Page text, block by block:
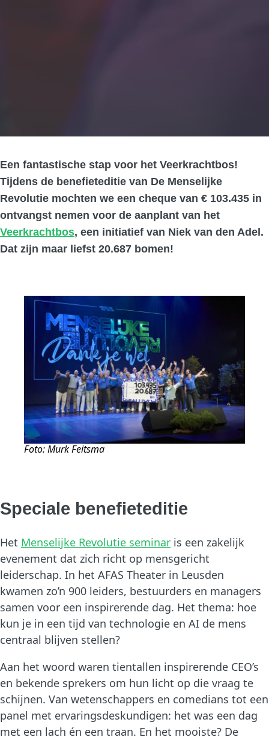
Een fantastische stap voor het Veerkrachtbos!
Tijdens de benefieteditie van De Menselijke
Revolutie mochten we een cheque van € 103.435 in
ontvangst nemen voor de aanplant van het
Veerkrachtbos, een initiatief van Niek van den Adel.
Dat zijn maar liefst 20.687 bomen!
Foto: Murk Feitsma
Speciale benefieteditie
Het Menselijke Revolutie seminar is een zakelijk
evenement dat zich richt op mensgericht
leiderschap. In het AFAS Theater in Leusden
kwamen zo’n 900 leiders, bestuurders en managers
samen voor een inspirerende dag. Het thema: hoe
kun je in een tijd van technologie en AI de mens
centraal blijven stellen?
Aan het woord waren tientallen inspirerende CEO’s
en bekende sprekers om hun licht op die vraag te
schijnen. Van wetenschappers en comedians tot een
panel met ervaringsdeskundigen: het was een dag
met een lach én een traan. En het mooiste? De